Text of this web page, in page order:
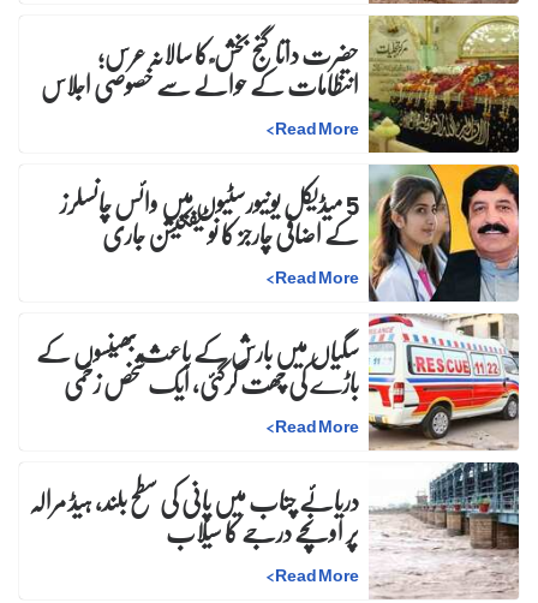
حضرت داتا گنج بخش ؒ کا سالانہ عرس;
انتظامات کے حوالے سے خصوصی اجلاس
Read More
>
5 میڈیکل یونیورسٹیوں میں وائس چانسلرز
کے اضافی چارجز کا نوٹیفکیشن جاری
Read More
>
سگیاں میں بارش کے باعث بھینسوں کے
باڑے کی چھت گرگئی، ایک شخص زخمی
Read More
>
دریائے چناب میں پانی کی سطح بلند، ہیڈ مرالہ
پر اونچے درجے کا سیلاب
Read More
>